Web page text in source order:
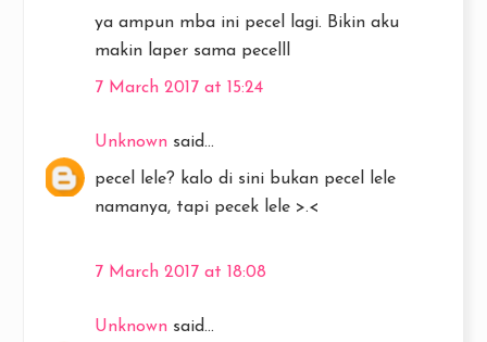
ya ampun mba ini pecel lagi. Bikin aku
makin laper sama pecelll
7 March 2017 at 15:24
Unknown said...
pecel lele? kalo di sini bukan pecel lele
namanya, tapi pecek lele >.<
7 March 2017 at 18:08
Unknown said...